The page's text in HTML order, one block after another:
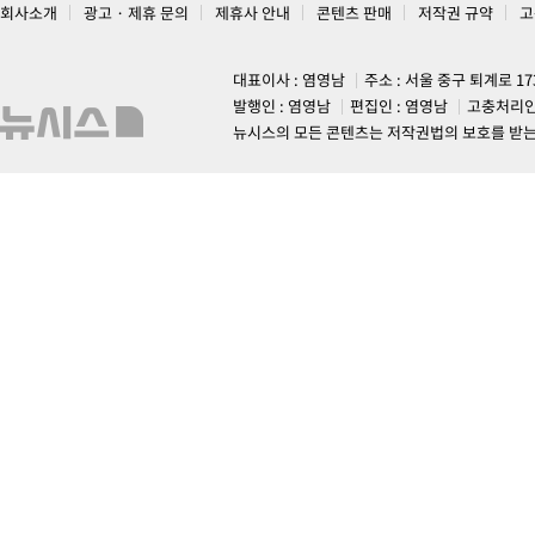
회사소개 광고 · 제휴 문의 제휴사 안내 콘텐츠 판매 저작권 규약
대표이사 : 염영남
주소 : 서울 중구 퇴계로
발행인 : 염영남
편집인 : 염영남
고충처리
뉴시스의 모든 콘텐츠는 저작권법의 보호를